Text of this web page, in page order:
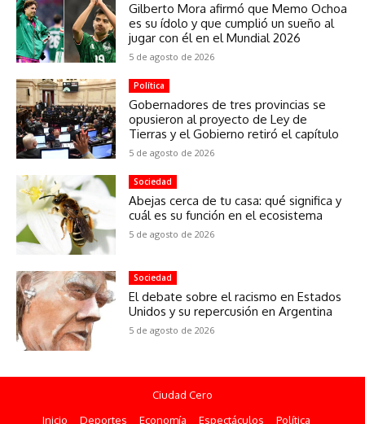
Gilberto Mora afirmó que Memo Ochoa
es su ídolo y que cumplió un sueño al
jugar con él en el Mundial 2026
5 de agosto de 2026
Política
Gobernadores de tres provincias se
opusieron al proyecto de Ley de
Tierras y el Gobierno retiró el capítulo
5 de agosto de 2026
Sociedad
Abejas cerca de tu casa: qué significa y
cuál es su función en el ecosistema
5 de agosto de 2026
Sociedad
El debate sobre el racismo en Estados
Unidos y su repercusión en Argentina
5 de agosto de 2026
Ciudad Cero
Inicio
Deportes Economía Espectáculos Política